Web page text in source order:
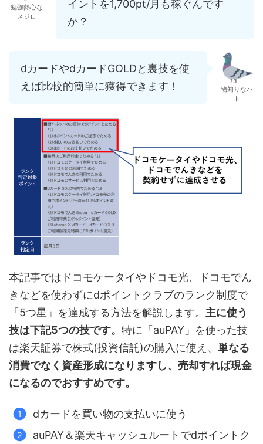
勉強熱心な
メジロ
イントを1,700pt/月も稼ぐんです
か？
dカードやdカードGOLDと裏技を使
えば比較的簡単に獲得できます！
物知りなハ
ト
本記事ではドコモケータイやドコモ光、ドコモでん
きなどを使わずにdポイントクラブのランク制度で
「5つ星」を達成する方法を解説します。 主に使う
技は下記5つの技です。 特に「auPAY」を使った技
は楽天証券で株式(投資信託)の購入に使え、 単なる
消費でなく資産形成になりますし、売却すれば現金
になるのでおすすめです。
dカードを買い物の支払いに使う
auPAY＆楽天キャッシュルートでdポイントク